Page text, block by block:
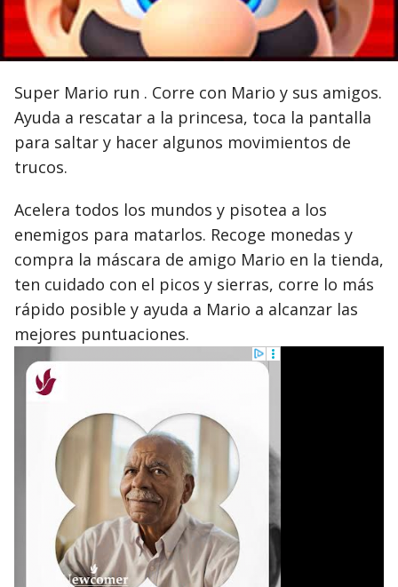
Super Mario run . Corre con Mario y sus amigos.
Ayuda a rescatar a la princesa, toca la pantalla
para saltar y hacer algunos movimientos de
trucos.
Acelera todos los mundos y pisotea a los
enemigos para matarlos. Recoge monedas y
compra la máscara de amigo Mario en la tienda,
ten cuidado con el picos y sierras, corre lo más
rápido posible y ayuda a Mario a alcanzar las
mejores puntuaciones.